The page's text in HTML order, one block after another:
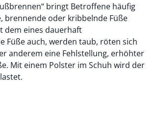
bringt Betroffene häufig
brennende oder kribbelnde Füße
dem eines dauerhaft
Füße auch, werden taub, röten sich
anderem eine Fehlstellung, erhöhter
Mit einem Polster im Schuh wird der